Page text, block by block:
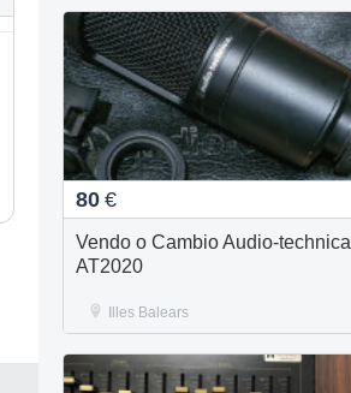
80 €
Vendo o Cambio Audio-technica
AT2020
Illes Balears